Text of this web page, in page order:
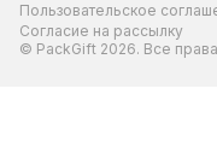
Пользовательское
Согласие на рассылку
© PackGift 2026. Все